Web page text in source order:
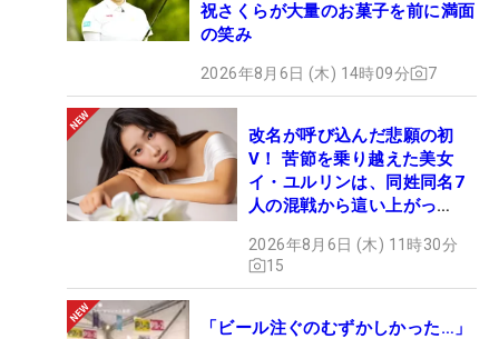
祝さくらが大量のお菓子を前に満面
の笑み
2026年8月6日 (木) 14時09分 7
改名が呼び込んだ悲願の初
V！ 苦節を乗り越えた美女
イ・ユルリンは、同姓同名7
人の混戦から這い上がっ
2026年8月6日 (木) 11時30分
15
「ビール注ぐのむずかしかった…」